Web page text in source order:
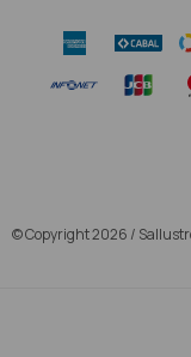
© Copyright 2026 /